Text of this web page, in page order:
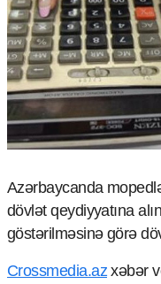
Çarpaz baxış
Təhlil
Siyasi
Geosiyasi
İqtisadi
Sosioloji
Araşdırma
Foto
Video
İnfoqrafika
Podcast
Azərbaycanda
dövlət qeydiyyatına
göstərilməsinə görə
Crossmedia.azxəbər